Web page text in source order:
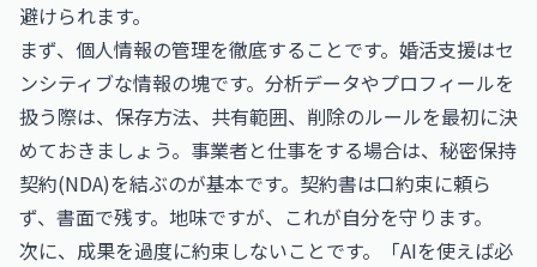
避けられます。
まず、個人情報の管理を徹底することです。婚活支援はセ
ンシティブな情報の塊です。分析データやプロフィールを
扱う際は、保存方法、共有範囲、削除のルールを最初に決
めておきましょう。事業者と仕事をする場合は、秘密保持
契約(NDA)を結ぶのが基本です。契約書は口約束に頼ら
ず、書面で残す。地味ですが、これが自分を守ります。
次に、成果を過度に約束しないことです。「AIを使えば必